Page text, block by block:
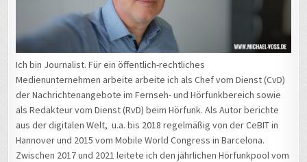
Ich bin Journalist. Für ein öffentlich-rechtliches
Medienunternehmen arbeite arbeite ich als Chef vom Dienst (CvD)
der Nachrichtenangebote im Fernseh- und Hörfunkbereich sowie
als Redakteur vom Dienst (RvD) beim Hörfunk. Als Autor berichte
aus der digitalen Welt, u.a. bis 2018 regelmäßig von der CeBIT in
Hannover und 2015 vom Mobile World Congress in Barcelona.
Zwischen 2017 und 2021 leitete ich den jährlichen Hörfunkpool vom